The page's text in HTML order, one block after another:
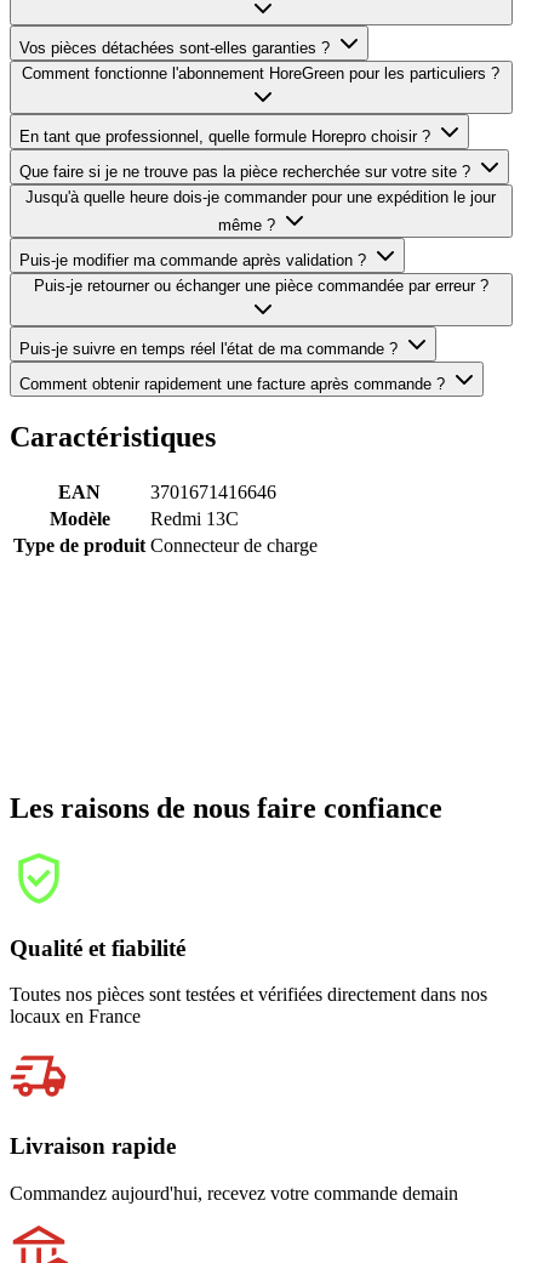
Vos pièces détachées sont-elles garanties ?
Comment fonctionne l'abonnement HoreGreen pour les particuliers ?
En tant que professionnel, quelle formule Horepro choisir ?
Que faire si je ne trouve pas la pièce recherchée sur votre site ?
Jusqu'à quelle heure dois-je commander pour une expédition le jour
même ?
Puis-je modifier ma commande après validation ?
Puis-je retourner ou échanger une pièce commandée par erreur ?
Puis-je suivre en temps réel l'état de ma commande ?
Comment obtenir rapidement une facture après commande ?
Caractéristiques
EAN
3701671416646
Modèle
Redmi 13C
Type de produit Connecteur de charge
Les raisons de nous faire confiance
Qualité et fiabilité
Toutes nos pièces sont testées et vérifiées directement dans nos
locaux en France
Livraison rapide
Commandez aujourd'hui, recevez votre commande demain